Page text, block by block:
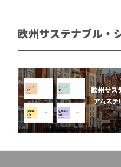
欧州サステナブル・